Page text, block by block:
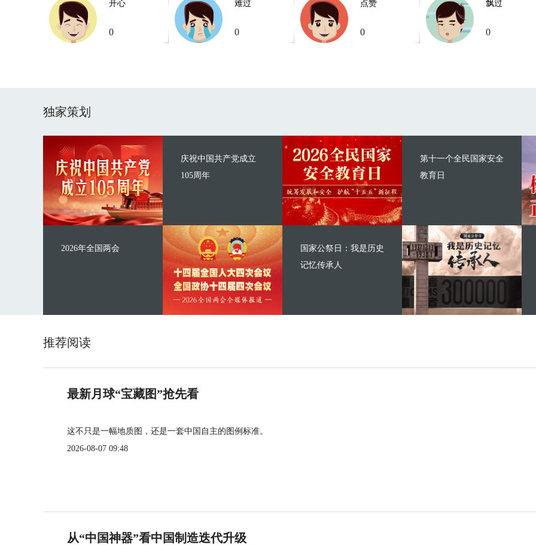
开心
0
难过
0
点赞
0
飘过
0
独家策划
庆祝中国共产党成立
105周年
2026年全国两会
第十一个全民国家安全
教育日
国家公祭日：我是历史
记忆传承人
推荐阅读
最新月球“宝藏图”抢先看
这不只是一幅地质图，还是一套中国自主的图例标准。
2026-08-07 09:48
从“中国神器”看中国制造迭代升级